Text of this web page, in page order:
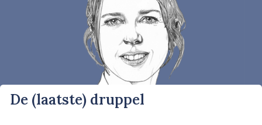
De (laatste) druppel